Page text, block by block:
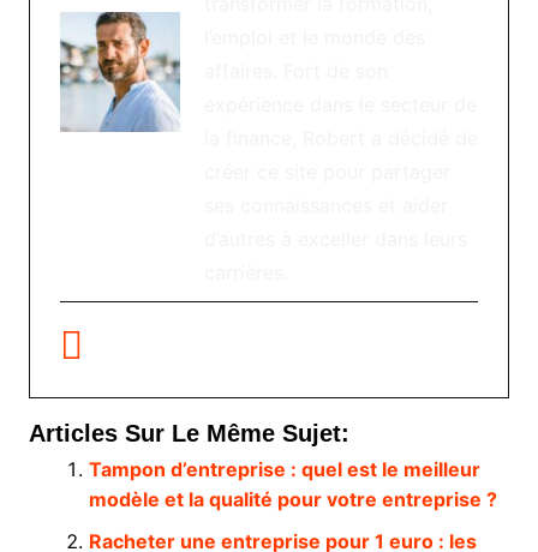
Articles Sur Le Même Sujet:
Tampon d’entreprise : quel est le meilleur
modèle et la qualité pour votre entreprise ?
Racheter une entreprise pour 1 euro : les